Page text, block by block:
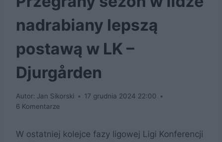
nadrabiany lepszą
postawą w LK –
Djurgården
Autor: Jan Sikorski
17 grudnia 2024 22:00
6 Komentarze
W ostatniej kolejce fazy ligowej Ligi Konferencji